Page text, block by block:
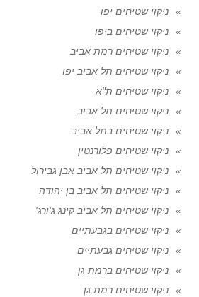
ניקוי שטיחים יפו
ניקוי שטיחים ביפו
ניקוי שטיחים רמת אביב
ניקוי שטיחים תל אביב יפו
ניקוי שטיחים ת"א
ניקוי שטיחים תל אביב
ניקוי שטיחים בתל אביב
ניקוי שטיחים פלורנטין
ניקוי שטיחים תל אביב אבן גבירול
ניקוי שטיחים תל אביב בן יהודה
ניקוי שטיחים תל אביב קינג ג'ורג'
ניקוי שטיחים בגבעתיים
ניקוי שטיחים גבעתיים
ניקוי שטיחים ברמת גן
ניקוי שטיחים רמת גן